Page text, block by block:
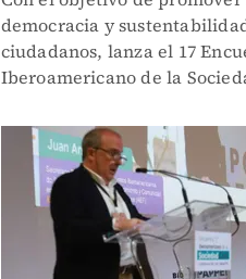
democracia y
ciudadanos, lanza el 17
Iberoamericano de la